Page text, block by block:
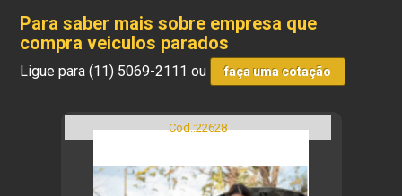
Para saber mais sobre empresa que
compra veiculos parados
Ligue para(11) 5069-2111 ou faça uma cotação
Cod.:22628